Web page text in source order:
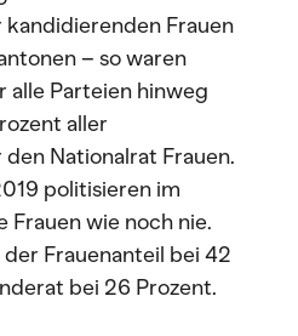
Frauen
– so waren
alle Parteien hinweg
aller
Nationalrat Frauen.
politisieren im
Frauen wie noch nie.
Frauenanteil bei 42
bei 26 Prozent.